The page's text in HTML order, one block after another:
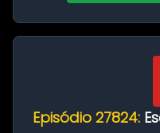
Episódio 27824: